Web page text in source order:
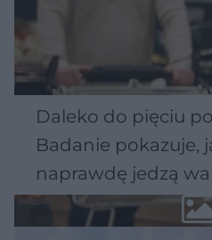
Daleko do pięciu
Badanie pokazuje,
naprawdę jedzą